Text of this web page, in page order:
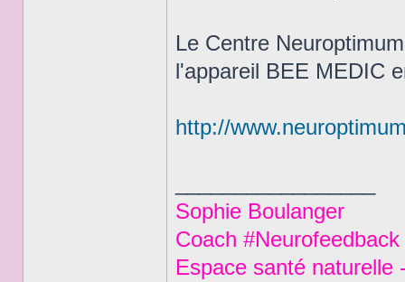
Le Centre
l'appareil BEE MEDIC
http://
Sophie Boulanger
Coach
Espace santé naturelle